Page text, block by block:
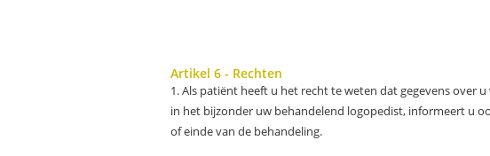
Artikel 6 - Rechten
1. Als patiënt heeft u het recht te weten dat gegevens over
in het bijzonder uw behandelend logopedist, informeert u
of einde van de behandeling.